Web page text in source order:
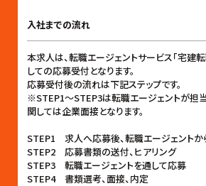
入社までの流れ
本求人は、転職エージェントサービス「宅建
しての応募受付となります。
応募受付後の流れは下記ステップです。
※STEP1〜STEP3は転職エージェントが担
関しては企業面接となります。
STEP1 求人へ応募後、転職エージェントか
STEP2 応募書類の送付、ヒアリング
STEP3 転職エージェントを通して応募
STEP4 書類選考、面接、内定